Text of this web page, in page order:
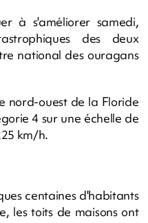
à s'améliorer samedi,
des deux
national des ouragans
nord-ouest de la Floride
4 sur une échelle de
km/h.
centaines d'habitants
les toits de maisons ont